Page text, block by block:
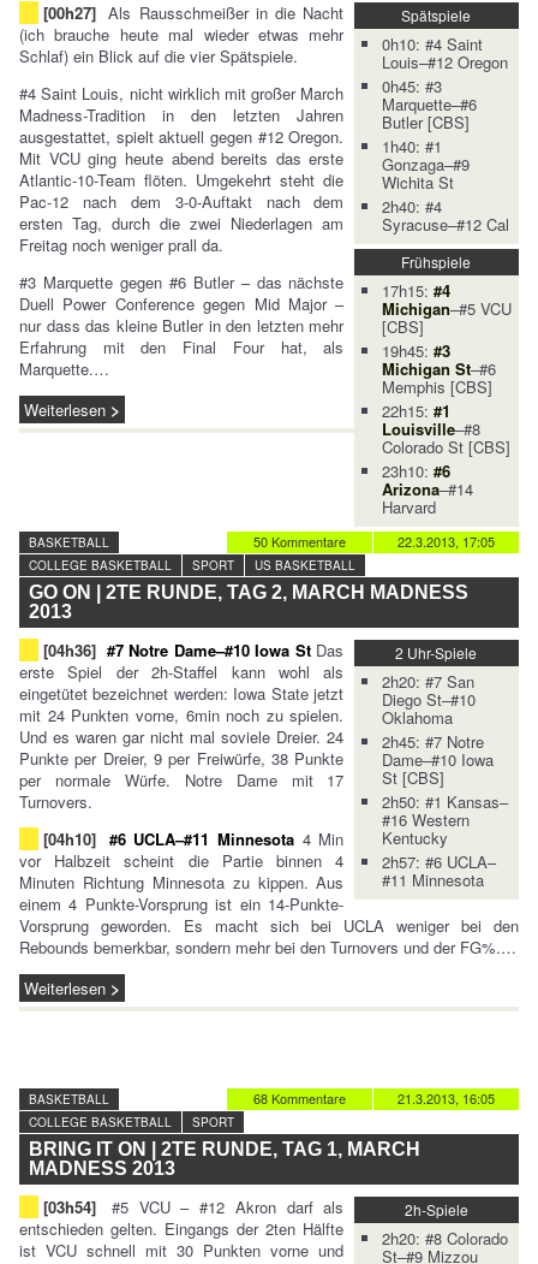
Spätspiele
0h10: #4 Saint
Louis–#12 Oregon
0h45: #3
Marquette–#6
Butler [CBS]
1h40: #1
Gonzaga–#9
Wichita St
2h40: #4
Syracuse–#12 Cal
Frühspiele
17h15: #4
Michigan–#5 VCU
[CBS]
19h45: #3
Michigan St–#6
Memphis [CBS]
22h15: #1
Louisville–#8
Colorado St [CBS]
23h10: #6
Arizona–#14
Harvard
[00h27] Als Rausschmeißer in die Nacht
(ich brauche heute mal wieder etwas mehr
Schlaf) ein Blick auf die vier Spätspiele.
#4 Saint Louis, nicht wirklich mit großer March
Madness-Tradition in den letzten Jahren
ausgestattet, spielt aktuell gegen #12 Oregon.
Mit VCU ging heute abend bereits das erste
Atlantic-10-Team flöten. Umgekehrt steht die
Pac-12 nach dem 3-0-Auftakt nach dem
ersten Tag, durch die zwei Niederlagen am
Freitag noch weniger prall da.
#3 Marquette gegen #6 Butler – das nächste
Duell Power Conference gegen Mid Major –
nur dass das kleine Butler in den letzten mehr
Erfahrung mit den Final Four hat, als
Marquette.…
Weiterlesen
22.3.2013, 17:05
50 Kommentare
BASKETBALL
COLLEGE BASKETBALL
SPORT US BASKETBALL
GO ON | 2TE RUNDE, TAG 2, MARCH MADNESS
2013
2 Uhr-Spiele
2h20: #7 San
Diego St–#10
Oklahoma
2h45: #7 Notre
Dame–#10 Iowa
St [CBS]
2h50: #1 Kansas–
#16 Western
Kentucky
2h57: #6 UCLA–
#11 Minnesota
[04h36] #7 Notre Dame–#10 Iowa StDas
erste Spiel der 2h-Staffel kann wohl als
eingetütet bezeichnet werden: Iowa State jetzt
mit 24 Punkten vorne, 6min noch zu spielen.
Und es waren gar nicht mal soviele Dreier. 24
Punkte per Dreier, 9 per Freiwürfe, 38 Punkte
per normale Würfe. Notre Dame mit 17
Turnovers.
[04h10] #6 UCLA–#11 Minnesota 4 Min
vor Halbzeit scheint die Partie binnen 4
Minuten Richtung Minnesota zu kippen. Aus
einem 4 Punkte-Vorsprung ist ein 14-Punkte-
Vorsprung geworden. Es macht sich bei UCLA weniger bei den
Rebounds bemerkbar, sondern mehr bei den Turnovers und der FG%.…
Weiterlesen
21.3.2013, 16:05
68 Kommentare
BASKETBALL
COLLEGE BASKETBALL
SPORT
BRING IT ON | 2TE RUNDE, TAG 1, MARCH
MADNESS 2013
2h-Spiele
2h20: #8 Colorado
St–#9 Mizzou
[03h54]
#5 VCU – #12 Akron darf als
entschieden gelten. Eingangs der 2ten Hälfte
ist VCU schnell mit 30 Punkten vorne und